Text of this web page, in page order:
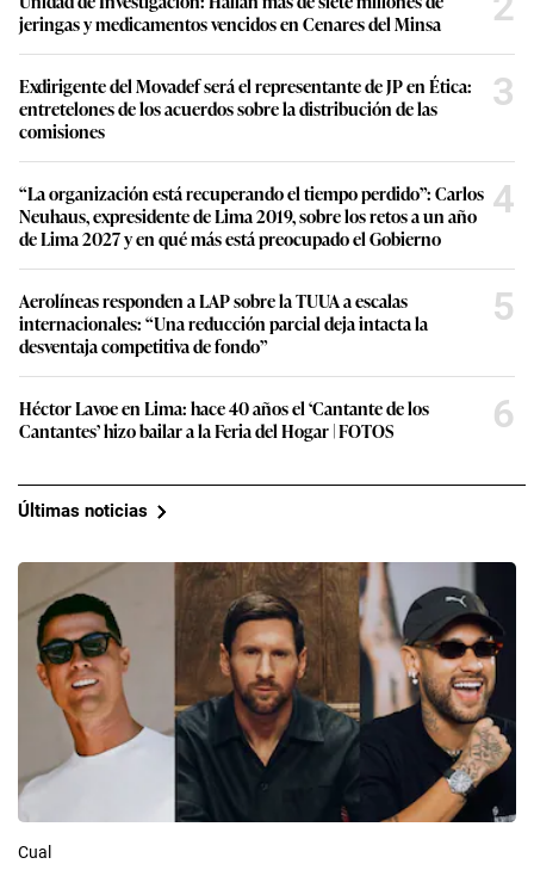
jeringas y medicamentos vencidos en Cenares del Minsa
Exdirigente del Movadef será el representante de JP en Ética:
entretelones de los acuerdos sobre la distribución de las
comisiones
3
“La organización está recuperando el tiempo perdido”: Carlos
Neuhaus, expresidente de Lima 2019, sobre los retos a un año
de Lima 2027 y en qué más está preocupado el Gobierno
4
Aerolíneas responden a LAP sobre la TUUA a escalas
internacionales: “Una reducción parcial deja intacta la
desventaja competitiva de fondo”
5
Héctor Lavoe en Lima: hace 40 años el ‘Cantante de los
Cantantes’ hizo bailar a la Feria del Hogar | FOTOS
6
Últimas noticias
Cual